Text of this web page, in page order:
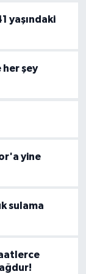
yaşındaki
her şey
yine
sulama